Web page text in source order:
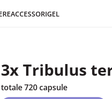
ACCESSORIGEL
3x Tribulus
totale 720 capsule